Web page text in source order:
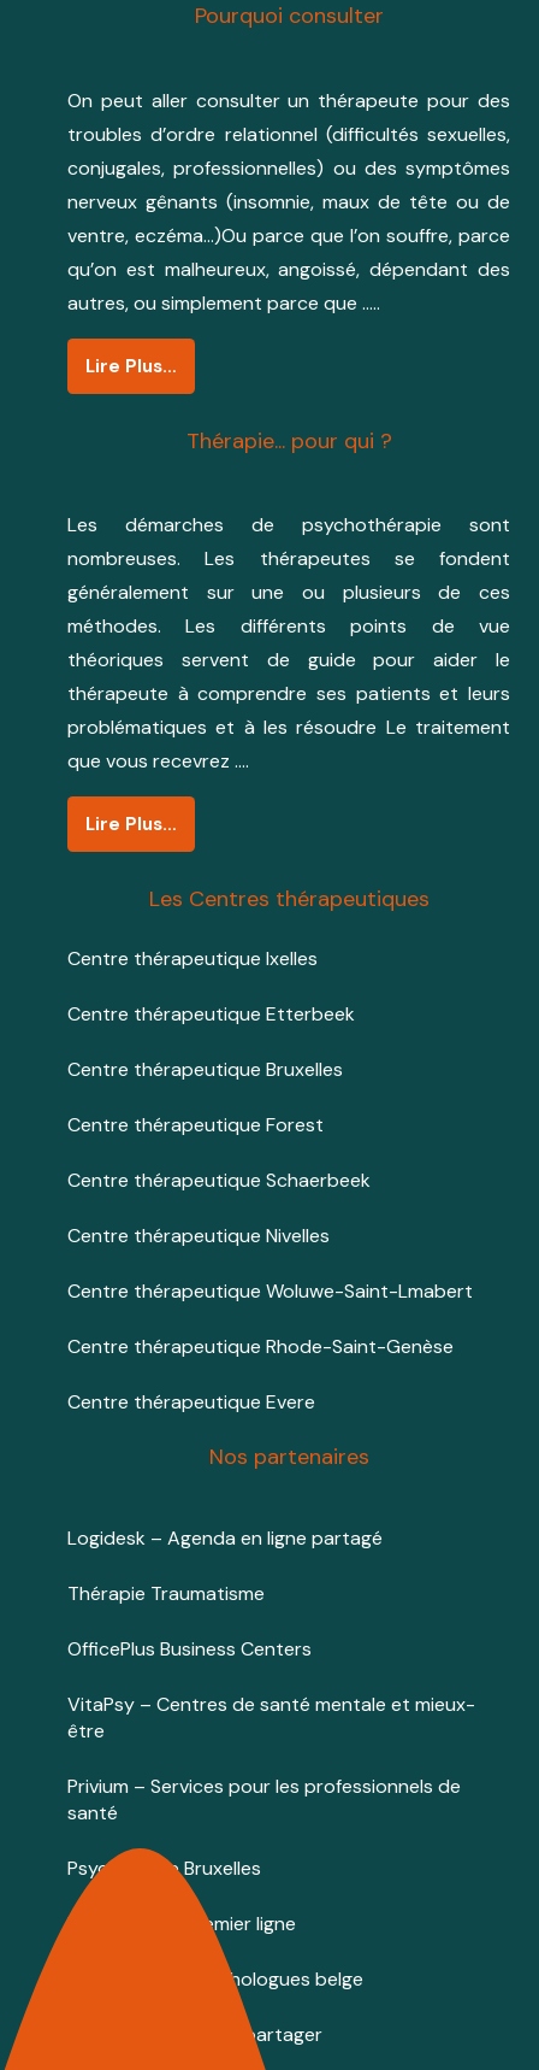
Pourquoi consulter
On peut aller consulter un thérapeute pour des
troubles d’ordre relationnel (difficultés sexuelles,
conjugales, professionnelles) ou des symptômes
nerveux gênants (insomnie, maux de tête ou de
ventre, eczéma…)Ou parce que l’on souffre, parce
qu’on est malheureux, angoissé, dépendant des
autres, ou simplement parce que …..
Lire Plus…
Thérapie... pour qui ?
Les démarches de psychothérapie sont
nombreuses. Les thérapeutes se fondent
généralement sur une ou plusieurs de ces
méthodes. Les différents points de vue
théoriques servent de guide pour aider le
thérapeute à comprendre ses patients et leurs
problématiques et à les résoudre Le traitement
que vous recevrez ….
Lire Plus…
Les Centres thérapeutiques
Centre thérapeutique Ixelles
Centre thérapeutique Etterbeek
Centre thérapeutique Bruxelles
Centre thérapeutique Forest
Centre thérapeutique Schaerbeek
Centre thérapeutique Nivelles
Centre thérapeutique Woluwe-Saint-Lmabert
Centre thérapeutique Rhode-Saint-Genèse
Centre thérapeutique Evere
Nos partenaires
Logidesk – Agenda en ligne partagé
Thérapie Traumatisme
OfficePlus Business Centers
VitaPsy – Centres de santé mentale et mieux-
être
Privium – Services pour les professionnels de
santé
Psychologue Bruxelles
Psychologue premier ligne
Annuaire des psychologues belge
Cabinets à louer / à partager